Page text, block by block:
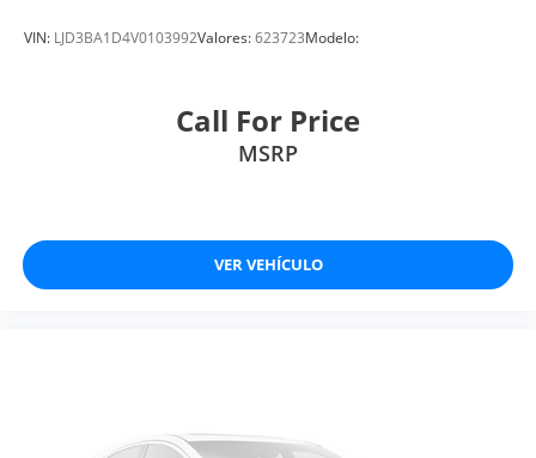
VIN: LJD3BA1D4V0103992Valores:623723Modelo:
Call For Price
MSRP
VER VEHÍCULO